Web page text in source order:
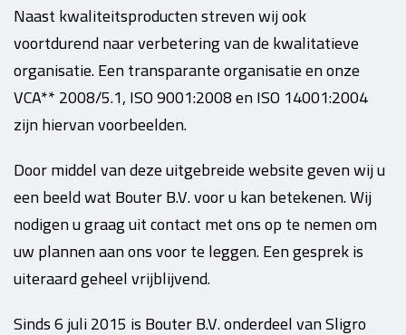
Naast kwaliteitsproducten streven wij ook
voortdurend naar verbetering van de kwalitatieve
organisatie. Een transparante organisatie en onze
VCA** 2008/5.1, ISO 9001:2008 en ISO 14001:2004
zijn hiervan voorbeelden.
Door middel van deze uitgebreide website geven wij u
een beeld wat Bouter B.V. voor u kan betekenen. Wij
nodigen u graag uit contact met ons op te nemen om
uw plannen aan ons voor te leggen. Een gesprek is
uiteraard geheel vrijblijvend.
Sinds 6 juli 2015 is Bouter B.V. onderdeel van Sligro